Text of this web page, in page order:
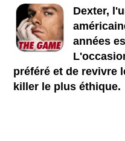
Dexter,
années
préféré et de revivre
killer le plus éthique.